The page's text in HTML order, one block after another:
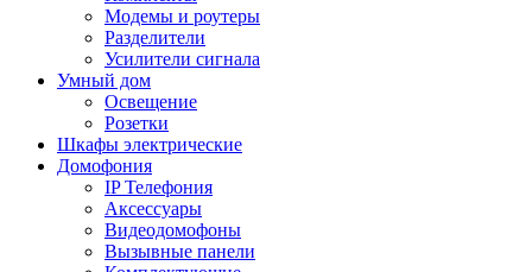
Модемы и роутеры
Разделители
Усилители сигнала
Умный дом
Освещение
Розетки
Шкафы электрические
Домофония
IP Телефония
Аксессуары
Видеодомофоны
Вызывные панели